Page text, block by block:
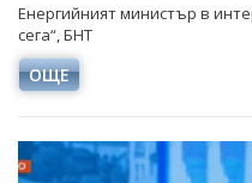
Енергийният министър в
сега“, БНТ
ОЩЕ